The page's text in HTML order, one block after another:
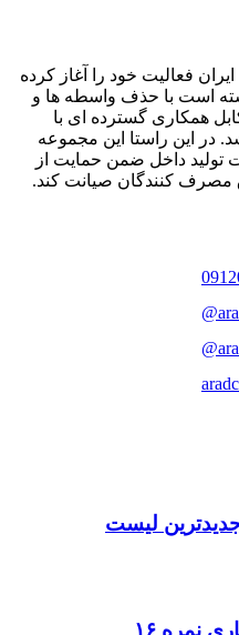
ایران فعالیت خود را آغاز کرده
توانسته است با حذف واسطه ها و
همکاری گسترده ای با
در این راستا این مجموعه
تولید داخل ضمن حمایت از
مصرف کنندگان صیانت کند.
لیست